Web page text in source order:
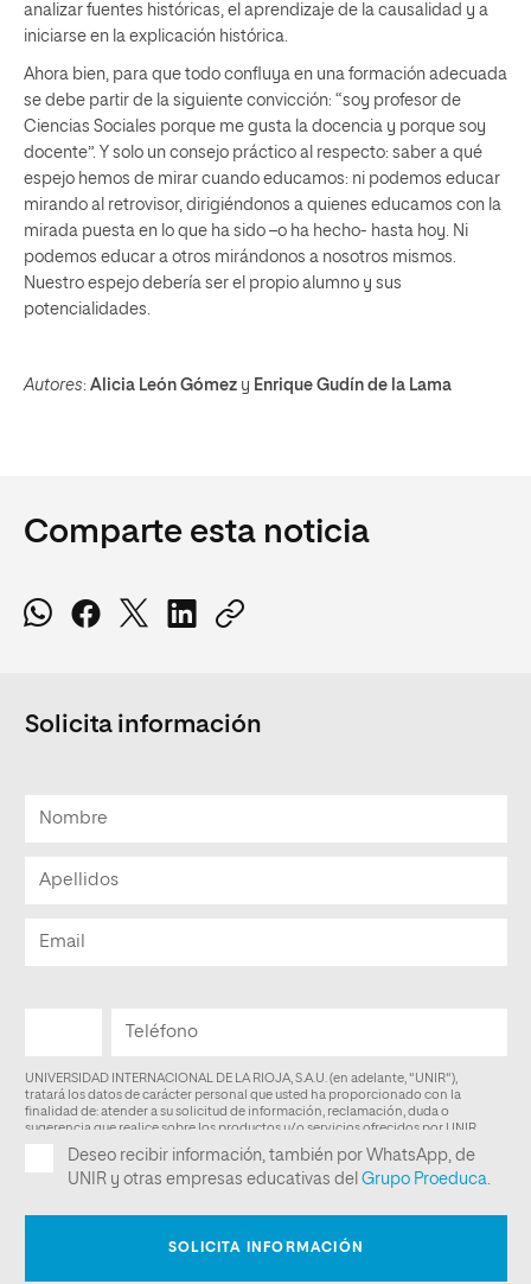
analizar fuentes históricas, el aprendizaje de la causalidad y a
iniciarse en la explicación histórica.
Ahora bien, para que todo confluya en una formación adecuada
se debe partir de la siguiente convicción: “soy profesor de
Ciencias Sociales porque me gusta la docencia y porque soy
docente”. Y solo un consejo práctico al respecto: saber a qué
espejo hemos de mirar cuando educamos: ni podemos educar
mirando al retrovisor, dirigiéndonos a quienes educamos con la
mirada puesta en lo que ha sido –o ha hecho- hasta hoy. Ni
podemos educar a otros mirándonos a nosotros mismos.
Nuestro espejo debería ser el propio alumno y sus
potencialidades.
Autores: Alicia León Gómez y Enrique Gudín de la Lama
Comparte esta noticia
Solicita información